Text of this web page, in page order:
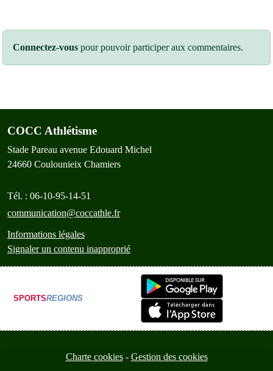
Connectez-vous pour pouvoir participer aux commentaires.
COCC Athlétisme
Stade Pareau avenue Edouard Michel
24660 Coulounieix Chamiers
Tél. : 06-10-95-14-51
communication@coccathle.fr
Informations légales
Signaler un contenu inapproprié
SPORTSREGIONS
Charte cookies Gestion des cookies